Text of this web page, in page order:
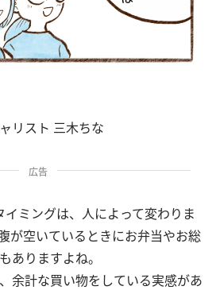
リスト 三木ちな
広告
ミングは、人によって変わりま
が空いているときにお弁当やお総
ありますよね。
余計な買い物をしている実感があ